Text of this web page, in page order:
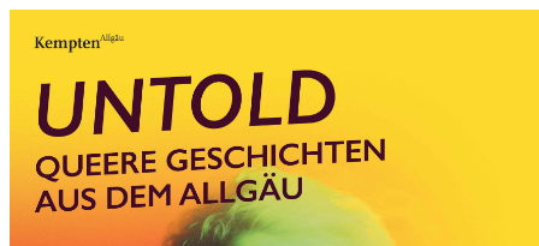
0831 - das Kemptener